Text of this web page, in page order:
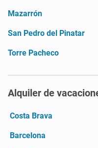
Mazarrón
San Pedro del Pinatar
Torre Pacheco
Alquiler de
Costa Brava
Barcelona